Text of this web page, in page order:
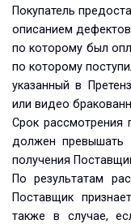
Покупатель
описанием
по которому был
по которому
указанный в
или видео
Срок рассмотрения
должен превышать
получения
По результатам
Поставщик
также в случае,